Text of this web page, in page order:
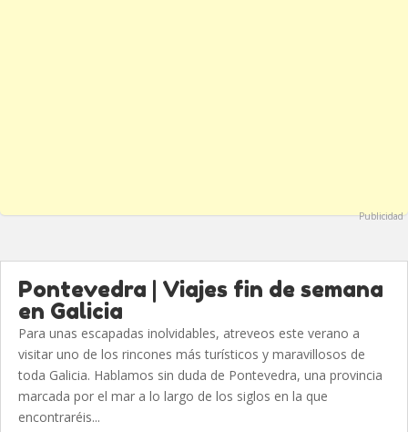
Publicidad
Pontevedra | Viajes fin de semana
en Galicia
Para unas escapadas inolvidables, atreveos este verano a
visitar uno de los rincones más turísticos y maravillosos de
toda Galicia. Hablamos sin duda de Pontevedra, una provincia
marcada por el mar a lo largo de los siglos en la que
encontraréis...